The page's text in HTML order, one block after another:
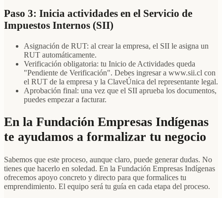
Paso 3: Inicia actividades en el Servicio de
Impuestos Internos (SII)
Asignación de RUT: al crear la empresa, el SII le asigna un
RUT automáticamente.
Verificación obligatoria: tu Inicio de Actividades queda
"Pendiente de Verificación". Debes ingresar a www.sii.cl con
el RUT de la empresa y la ClaveÚnica del representante legal.
Aprobación final: una vez que el SII aprueba los documentos,
puedes empezar a facturar.
En la Fundación Empresas Indígenas
te ayudamos a formalizar tu negocio
Sabemos que este proceso, aunque claro, puede generar dudas. No
tienes que hacerlo en soledad. En la Fundación Empresas Indígenas
ofrecemos apoyo concreto y directo para que formalices tu
emprendimiento. El equipo será tu guía en cada etapa del proceso.